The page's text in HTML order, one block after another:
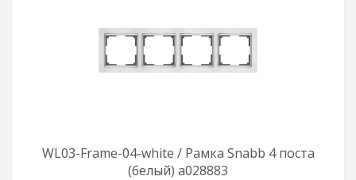
WL03-Frame-04-white / Рамка Snabb 4 поста
(белый) a028883